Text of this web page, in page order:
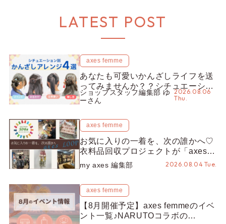
LATEST POST
axes femme
あなたも可愛いかんざしライフを送
ってみませんか？？シチュエーショ
ン別“かんざし”のオススメ【ショッ
プスタッフ編集部】
ショップスタッフ編集部 ゆ
ーさん
2026.08.06
Thu.
axes femme
お気に入りの一着を、次の誰かへ♡
衣料品回収プロジェクトが「axes
LOOP」にアップデート！活用する
とポイントが手に入る◎
my axes 編集部 2026.08.04 Tue.
axes femme
【8月開催予定】axes femmeのイベ
ント一覧♪NARUTOコラボの